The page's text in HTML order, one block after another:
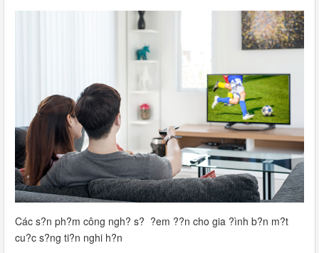
Các s?n ph?m công ngh? s? ?em ??n cho gia ?ình b?n m?t
cu?c s?ng ti?n nghi h?n